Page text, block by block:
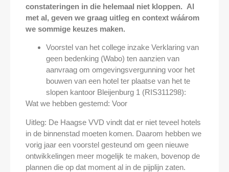
constateringen in die helemaal niet kloppen. Al
met al, geven we graag uitleg en context wáárom
we sommige keuzes maken.
Voorstel van het college inzake Verklaring van
geen bedenking (Wabo) ten aanzien van
aanvraag om omgevingsvergunning voor het
bouwen van een hotel ter plaatse van het te
slopen kantoor Bleijenburg 1 (RIS311298):
Wat we hebben gestemd: Voor
Uitleg: De Haagse VVD vindt dat er niet teveel hotels
in de binnenstad moeten komen. Daarom hebben we
vorig jaar een voorstel gesteund om geen nieuwe
ontwikkelingen meer mogelijk te maken, bovenop de
plannen die op dat moment al in de pijplijn zaten.